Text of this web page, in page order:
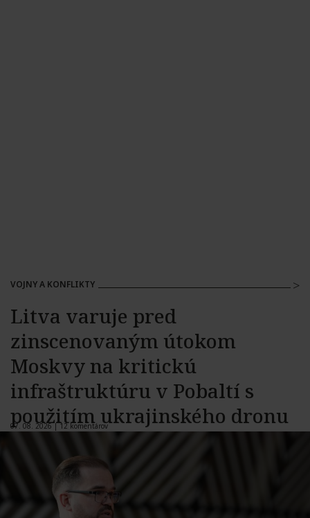
VOJNY A KONFLIKTY
Litva varuje pred
zinscenovaným útokom
Moskvy na kritickú
infraštruktúru v Pobaltí s
použitím ukrajinského dronu
07. 08. 2026 |12 komentárov